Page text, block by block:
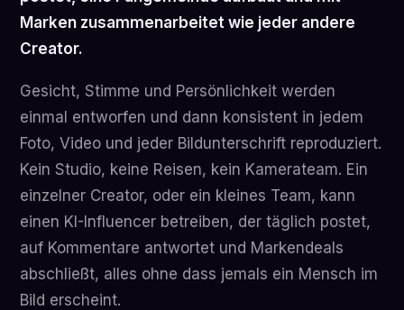
Marken zusammenarbeitet wie jeder andere
Creator.
Gesicht, Stimme und Persönlichkeit werden
einmal entworfen und dann konsistent in jedem
Foto, Video und jeder Bildunterschrift reproduziert.
Kein Studio, keine Reisen, kein Kamerateam. Ein
einzelner Creator, oder ein kleines Team, kann
einen KI-Influencer betreiben, der täglich postet,
auf Kommentare antwortet und Markendeals
abschließt, alles ohne dass jemals ein Mensch im
Bild erscheint.